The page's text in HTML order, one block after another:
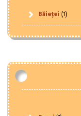
Băieței(1)